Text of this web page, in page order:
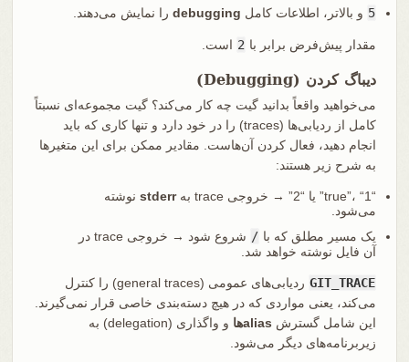
5 و بالاتر، اطلاعات کامل debuggingرا نمایش می‌دهند.
مقدار پیش‌فرض برابر با 2 است.
دیباگ کردن (Debugging)
می‌خواهید واقعاً بدانید گیت چه کار می‌کند؟ گیت مجموعه‌ای نسبتاً
کامل از ردیابی‌ها (traces) را در خود دارد و تنها کاری که باید
انجام دهید، فعال کردن آن‌هاست. مقادیر ممکن برای این متغیرها
به شرح زیر هستند:
“true”، “1” یا “2” → خروجی trace به stderrنوشته
می‌شود.
یک مسیر مطلق که با /
شروع شود → خروجی trace در
آن فایل نوشته خواهد شد.
GIT_TRACE
ردیابی‌های عمومی (general traces) را کنترل
می‌کند، یعنی مواردی که در هیچ دسته‌بندی خاصی قرار نمی‌گیرند.
این شامل گسترش aliasها
و واگذاری (delegation) به
زیر‌برنامه‌های دیگر می‌شود.